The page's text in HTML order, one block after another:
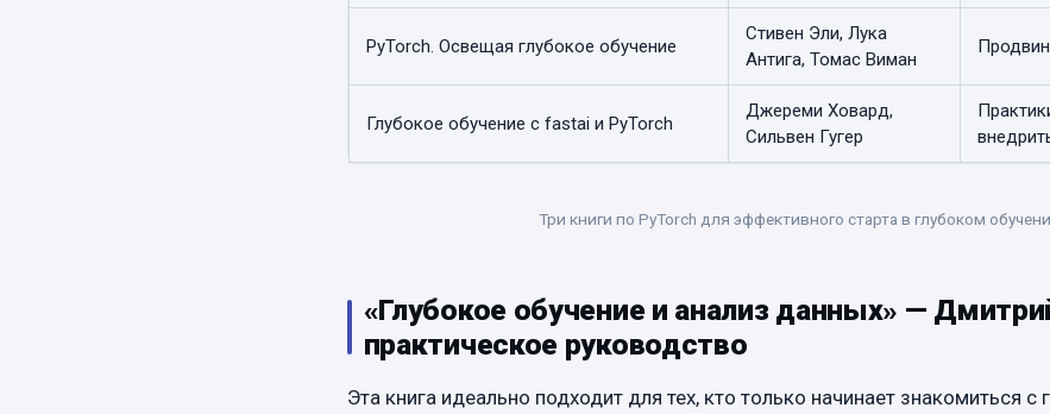
PyTorch. Освещая глубокое обучение
Стивен Эли, Лука
Антига, Томас Виман
Глубокое обучение с fastai и PyTorch
Джереми Ховард,
Сильвен Гугер
Три книги по PyTorch для эффективного старта в глубоком
«Глубокое обучение и анализ данных» —
практическое руководство
Эта книга идеально подходит для тех, кто только начинает знакомиться с